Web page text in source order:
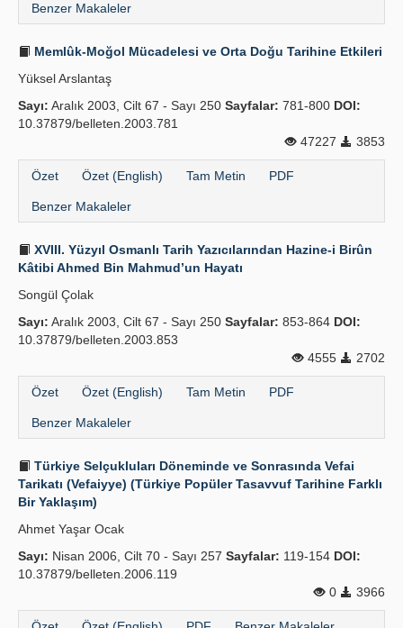
Benzer Makaleler
Memlûk-Moğol Mücadelesi ve Orta Doğu Tarihine Etkileri
Yüksel Arslantaş
Sayı: Aralık 2003, Cilt 67 - Sayı 250 Sayfalar: 781-800 DOI:
10.37879/belleten.2003.781
47227
3853
Özet Özet (English) Tam Metin PDF
Benzer Makaleler
XVIII. Yüzyıl Osmanlı Tarih Yazıcılarından Hazine-i Birûn
Kâtibi Ahmed Bin Mahmud’un Hayatı
Songül Çolak
Sayı: Aralık 2003, Cilt 67 - Sayı 250 Sayfalar: 853-864 DOI:
10.37879/belleten.2003.853
4555
2702
Özet Özet (English) Tam Metin PDF
Benzer Makaleler
Türkiye Selçukluları Döneminde ve Sonrasında Vefai
Tarikatı (Vefaiyye) (Türkiye Popüler Tasavvuf Tarihine Farklı
Bir Yaklaşım)
Ahmet Yaşar Ocak
Sayı: Nisan 2006, Cilt 70 - Sayı 257 Sayfalar: 119-154 DOI:
10.37879/belleten.2006.119
0
3966